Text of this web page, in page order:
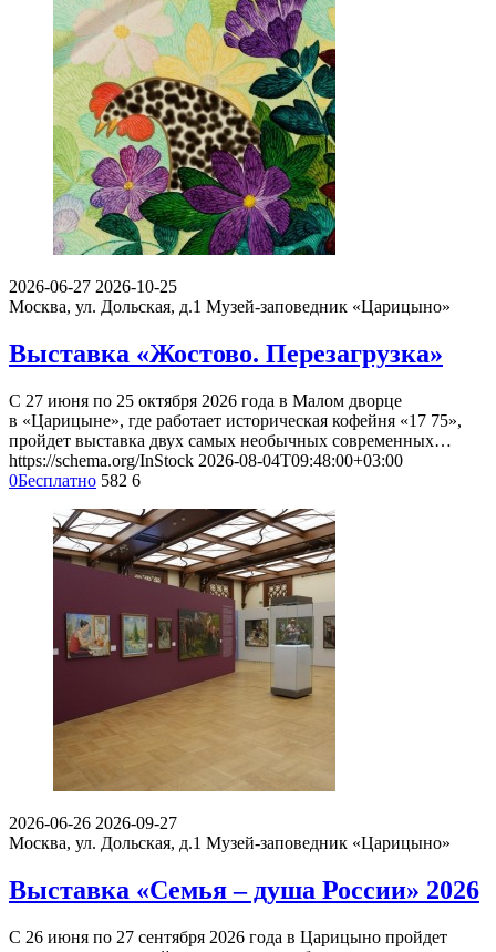
2026-06-27 2026-10-25
Москва, ул. Дольская, д.1 Музей-заповедник «Царицыно»
Выставка «Жостово. Перезагрузка»
С 27 июня по 25 октября 2026 года в Малом дворце
в «Царицыне», где работает историческая кофейня «17 75»,
пройдет выставка двух самых необычных современных…
https://schema.org/InStock 2026-08-04T09:48:00+03:00
0Бесплатно 582 6
2026-06-26 2026-09-27
Москва, ул. Дольская, д.1 Музей-заповедник «Царицыно»
Выставка «Семья – душа России» 2026
С 26 июня по 27 сентября 2026 года в Царицыно пройдет